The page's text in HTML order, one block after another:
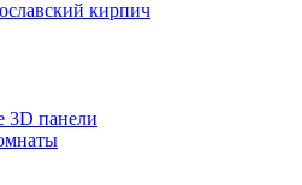
кирпич
3D панели